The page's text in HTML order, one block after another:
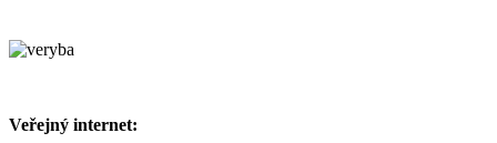
Veřejný internet: